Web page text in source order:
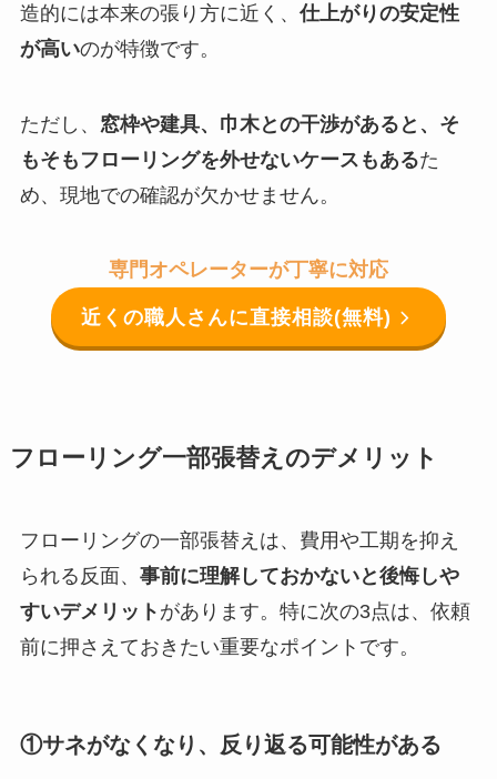
造的には本来の張り方に近く、 仕上がりの安定性
が高いのが特徴です。
ただし、 窓枠や建具、巾木との干渉があると、そ
もそもフローリングを外せないケースもあるた
め、現地での確認が欠かせません。
専門オペレーターが丁寧に対応
近くの職人さんに直接相談(無料)
フローリング一部張替えのデメリット
フローリングの一部張替えは、費用や工期を抑え
られる反面、 事前に理解しておかないと後悔しや
すいデメリット があります。特に次の3点は、依頼
前に押さえておきたい重要なポイントです。
①サネがなくなり、反り返る可能性がある